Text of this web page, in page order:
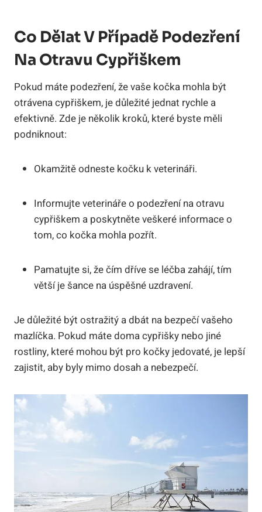
Co Dělat V Případě Podezření
Na Otravu Cypřiškem
Pokud máte podezření, že vaše kočka mohla být
otrávena cypřiškem, je důležité jednat rychle a
efektivně. Zde je několik kroků, které byste měli
podniknout:
Okamžitě odneste kočku k veterináři.
Informujte veterináře o podezření na otravu
cypřiškem a poskytněte veškeré informace o
tom, co kočka mohla pozřít.
Pamatujte si, že čím dříve se léčba zahájí, tím
větší je šance na úspěšné uzdravení.
Je důležité být ostražitý a dbát na bezpečí vašeho
mazlíčka. Pokud máte doma cypřišky nebo jiné
rostliny, které mohou být pro kočky jedovaté, je lepší
zajistit, aby byly mimo dosah a nebezpečí.